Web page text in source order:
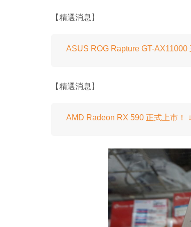
【精選消息】
ASUS ROG Rapture GT-AX11000
【精選消息】
AMD Radeon RX 590 正式上市！